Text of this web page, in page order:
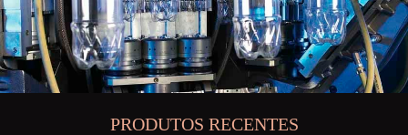
PRODUTOS RECENTES